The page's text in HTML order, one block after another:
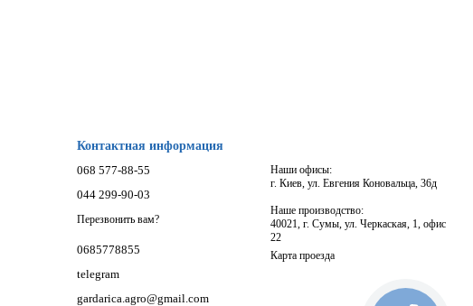
Контактная информация
068 577-88-55
044 299-90-03
Перезвонить вам?
0685778855
telegram
gardarica.agro@gmail.com
Наши офисы:
г. Киев, ул. Евгения Коновальца, 36д
Наше производство:
40021, г. Сумы, ул. Черкаская, 1, офис
22
Карта проезда